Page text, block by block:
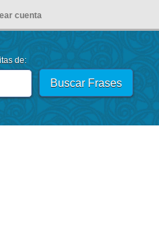
cuenta
de: